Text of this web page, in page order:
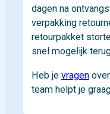
dagen na
verpakking
retourpakket
snel mogelijk
Heb je vragenover
team helpt je